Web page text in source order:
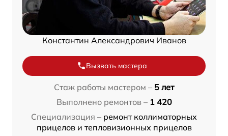
Константин Александрович Иванов
Вызвать мастера
Стаж работы мастером – 5 лет
Выполнено ремонтов – 1 420
Специализация – ремонт коллиматорных
прицелов и тепловизионных прицелов